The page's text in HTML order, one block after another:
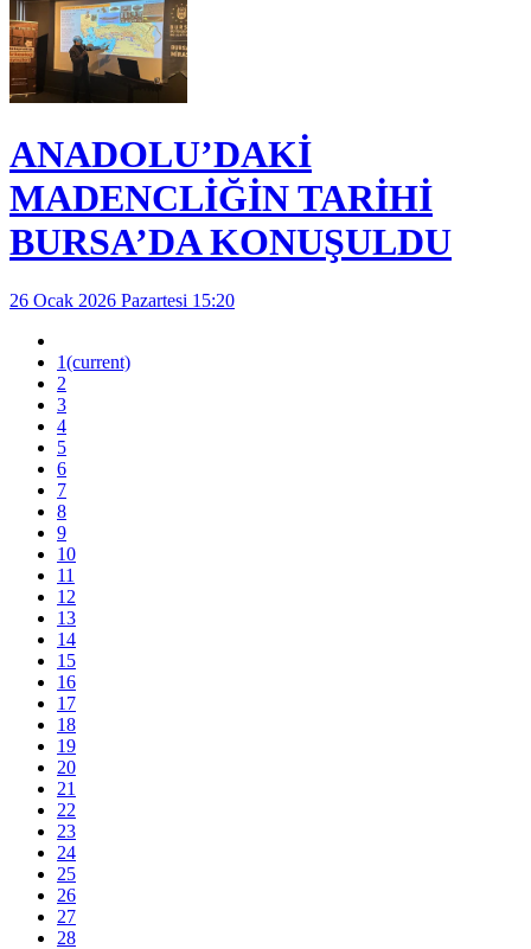
ANADOLU’DAKİ
MADENCLİĞİN TARİHİ
BURSA’DA KONUŞULDU
26 Ocak 2026 Pazartesi 15:20
1(current)
2
3
4
5
6
7
8
9
10
11
12
13
14
15
16
17
18
19
20
21
22
23
24
25
26
27
28